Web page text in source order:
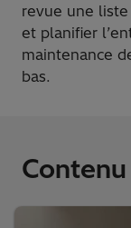
revue une
et planifier
maintenance
bas.